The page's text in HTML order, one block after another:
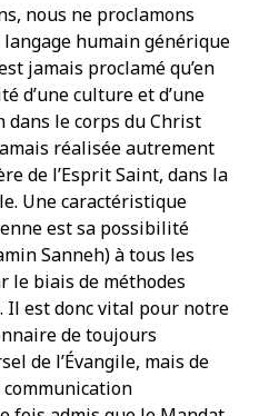
nous ne proclamons
langage humain générique
jamais proclamé qu’en
d’une culture et d’une
dans le corps du Christ
réalisée autrement
de l’Esprit Saint, dans la
Une caractéristique
est sa possibilité
Sanneh) à tous les
le biais de méthodes
Il est donc vital pour notre
de toujours
de l’Évangile, mais de
communication